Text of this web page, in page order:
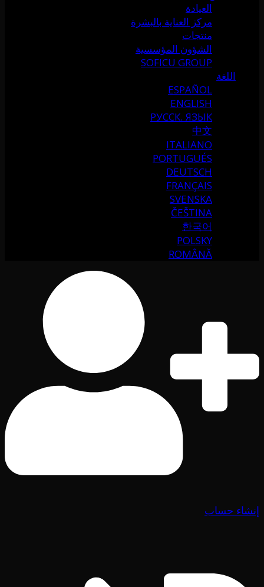
العيادة
مركز العناية بالبشرة
منتجات
الشؤون المؤسسية
SOFICU GROUP
اللغة
ESPAÑOL
ENGLISH
РУССК. ЯЗЫК
中文
ITALIANO
PORTUGUÉS
DEUTSCH
FRANÇAIS
SVENSKA
ČEŠTINA
한국어
POLSKY
ROMÂNĂ
إنشاء حساب